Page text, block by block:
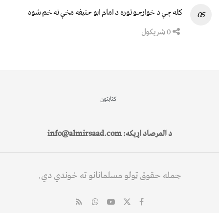
کله چې د خوارجو توره د امام ابو حنیفه مخې ته خم شوه
کتابتون
د المرصاد اړیکه: info@almirsaad.com
جمله حقوق ټولو مسلمانانو ته خوندي دي.